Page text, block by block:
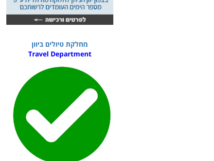
מחלקת טיולים ביוון
Travel Department